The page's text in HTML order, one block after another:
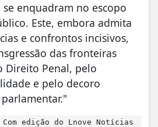
enquadram no escopo
Este, embora admita
e confrontos incisivos,
das fronteiras
Direito Penal, pelo
e pelo decoro
Com edição do Lnove Notícias